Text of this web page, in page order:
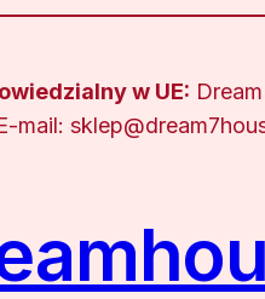
w UE:
mail: